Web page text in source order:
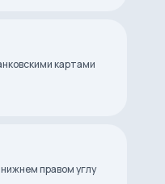
картами
правом углу